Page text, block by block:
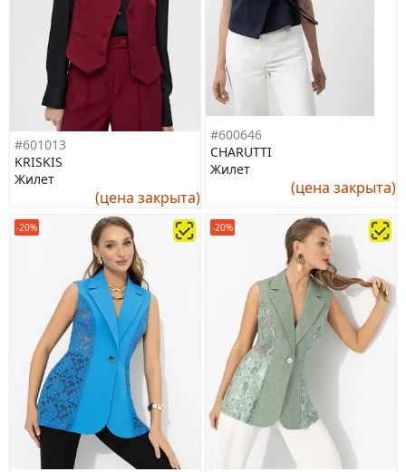
#601013
KRISKIS
Жилет
(цена закрыта)
#600646
CHARUTTI
Жилет
(цена закрыта)
-20% -20%